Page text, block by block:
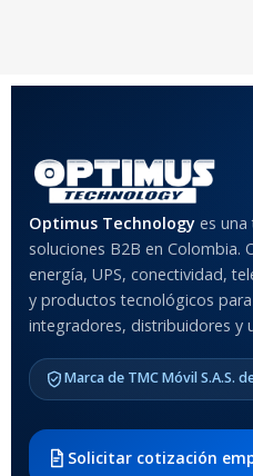
Optimus Technology es
soluciones B2B en Colombia.
energía, UPS, conectividad,
y productos tecnológicos
integradores, distribuidores y
Marca de TMC Móvil S.A.S.
Solicitar cotización